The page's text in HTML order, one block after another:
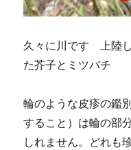
久々に川です 上陸
た芥子とミツバチ
輪のような皮疹の鑑
すること）は輪の部
しれません。どれも